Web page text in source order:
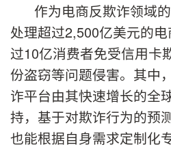
作为电商反欺诈领域
处理超过2,500亿美元的
过10亿消费者免受信用卡
份盗窃等问题侵害。其中
诈平台由其快速增长的全
持，基于对欺诈行为的预
也能根据自身需求定制化